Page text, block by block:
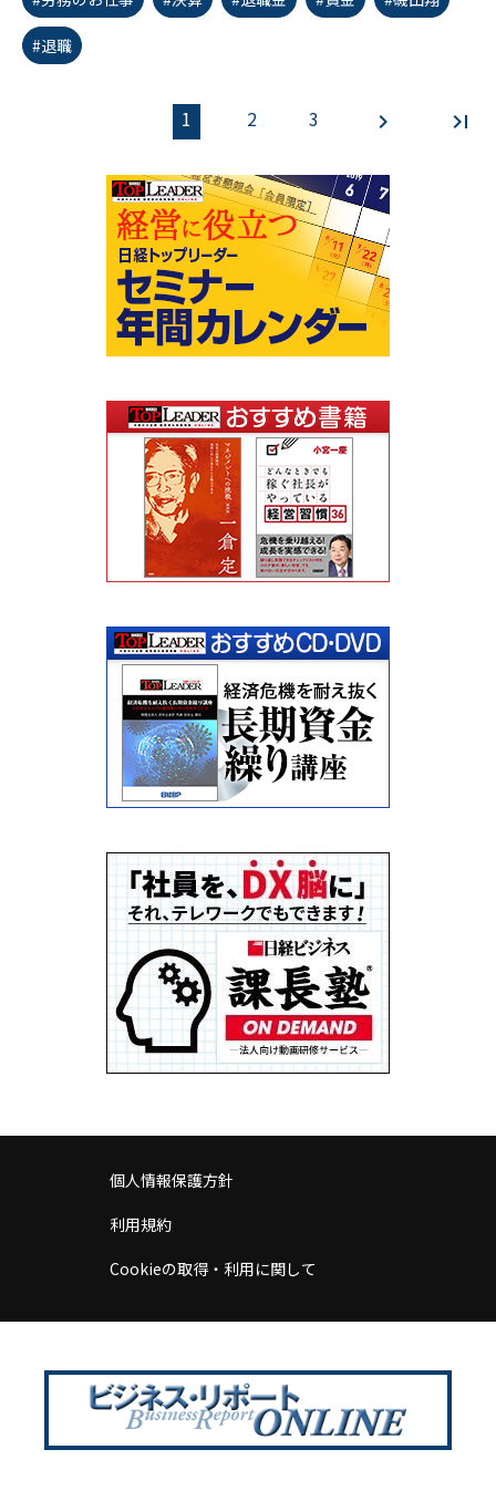
#退職
1 2 3 chevron_right last_page
個人情報保護方針
利用規約
Cookieの取得・利用に関して